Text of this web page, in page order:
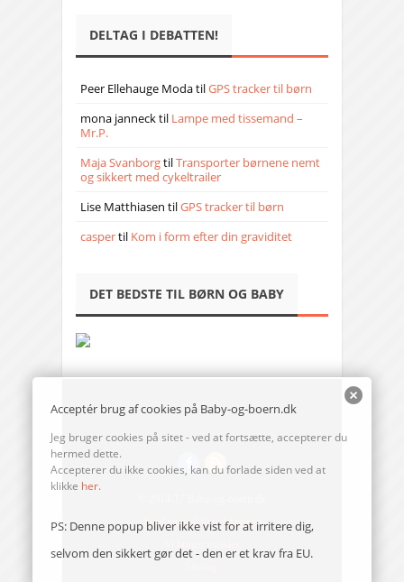
DELTAG I DEBATTEN!
Peer Ellehauge ModatilGPS tracker til børn
mona jannecktil Lampe med tissemand –
Mr.P.
Maja SvanborgtilTransporter børnene nemt
og sikkert med cykeltrailer
Lise Matthiasen tilGPS tracker til børn
caspertil Kom i form efter din graviditet
DET BEDSTE TIL BØRN OG BABY
Send en mail til redaktionen
Acceptér brug af cookies på Baby-og-boern.dk
Jeg bruger cookies på sitet - ved at fortsætte, accepterer du
hermed dette.
Accepterer du ikke cookies, kan du forlade siden ved at
klikke her.
PS: Denne popup bliver ikke vist for at irritere dig,
selvom den sikkert gør det - den er et krav fra EU.